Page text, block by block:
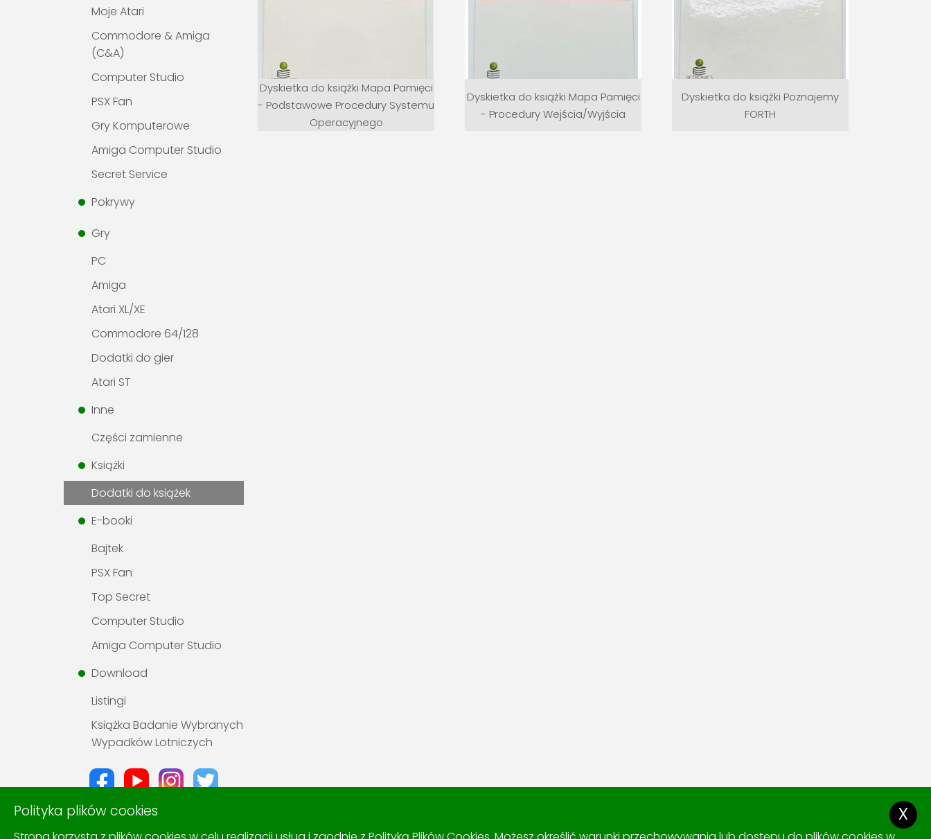
Moje Atari
Commodore & Amiga
(C&A)
Computer Studio
PSX Fan
Gry Komputerowe
Amiga Computer Studio
Secret Service
Pokrywy
Gry
PC
Amiga
Atari XL/XE
Commodore 64/128
Dodatki do gier
Atari ST
Inne
Części zamienne
Książki
Dodatki do książek
E-booki
Bajtek
PSX Fan
Top Secret
Computer Studio
Amiga Computer Studio
Download
Listingi
Książka Badanie Wybranych
Wypadków Lotniczych
Dyskietka do książki Mapa Pamięci
- Podstawowe Procedury Systemu
Operacyjnego
Dyskietka do książki Mapa Pamięci
- Procedury Wejścia/Wyjścia
Dyskietka do książki Poznajemy
FORTH
Polityka plików cookies x